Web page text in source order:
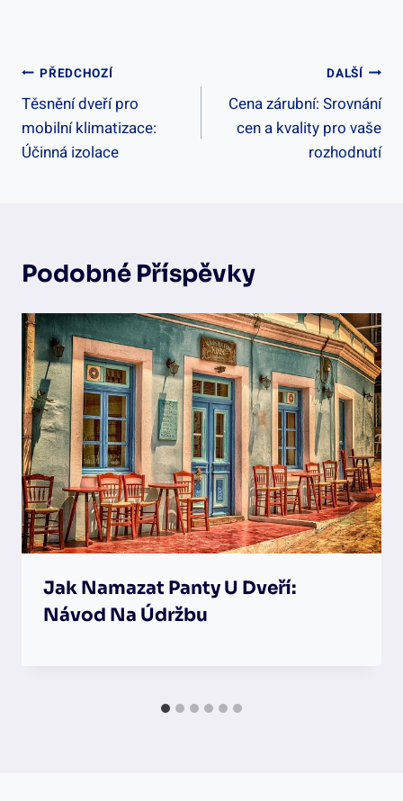
Navigace
Pro
Příspěvek
PŘEDCHOZÍ
Těsnění dveří pro
mobilní klimatizace:
Účinná izolace
DALŠÍ
Cena zárubní: Srovnání
cen a kvality pro vaše
rozhodnutí
Podobné Příspěvky
Jak Namazat Panty U Dveří:
Návod Na Údržbu